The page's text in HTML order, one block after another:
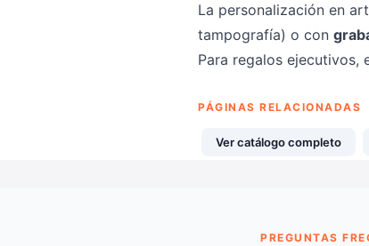
La personalización en
tampografía) o con
Para regalos ejecutivos,
PÁGINAS RELACIONADAS
Ver catálogo completo
PREGUNTAS